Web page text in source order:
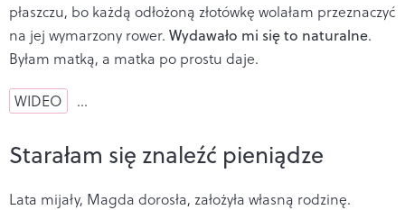
płaszczu, bo każdą odłożoną złotówkę wolałam przeznaczyć
na jej wymarzony rower. Wydawało mi się to naturalne.
Byłam matką, a matka po prostu daje.
WIDEO …
Starałam się znaleźć pieniądze
Lata mijały, Magda dorosła, założyła własną rodzinę.